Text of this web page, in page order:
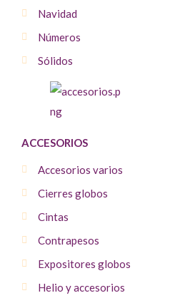
Navidad
Números
Sólidos
ACCESORIOS
Accesorios varios
Cierres globos
Cintas
Contrapesos
Expositores globos
Helio y accesorios